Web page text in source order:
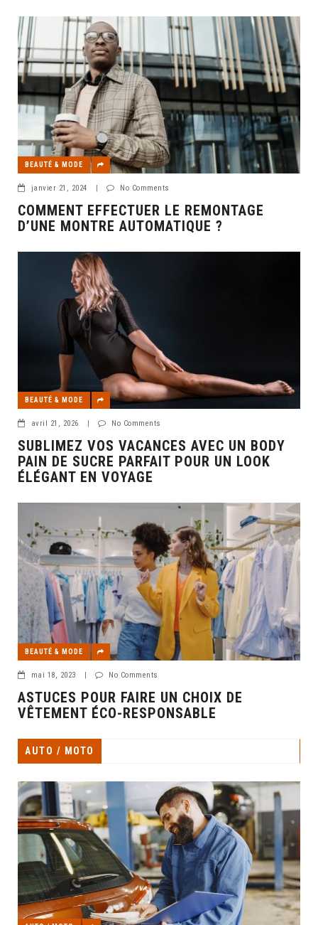
BEAUTÉ & MODE
janvier 21, 2024 No Comments
COMMENT EFFECTUER LE REMONTAGE
D’UNE MONTRE AUTOMATIQUE ?
BEAUTÉ & MODE
avril 21, 2026 No Comments
SUBLIMEZ VOS VACANCES AVEC UN BODY
PAIN DE SUCRE PARFAIT POUR UN LOOK
ÉLÉGANT EN VOYAGE
BEAUTÉ & MODE
mai 18, 2023 | No Comments
ASTUCES POUR FAIRE UN CHOIX DE
VÊTEMENT ÉCO-RESPONSABLE
AUTO / MOTO